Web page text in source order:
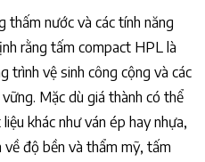
thấm nước và các tính năng
rằng tấm compact HPL là
trình vệ sinh công cộng và các
Mặc dù giá thành có thể
khác như ván ép hay nhựa,
về độ bền và thẩm mỹ, tấm